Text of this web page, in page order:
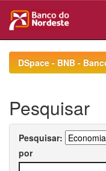
navigationDSpace - BNB -
Pesquisar
Pesquisar:
por